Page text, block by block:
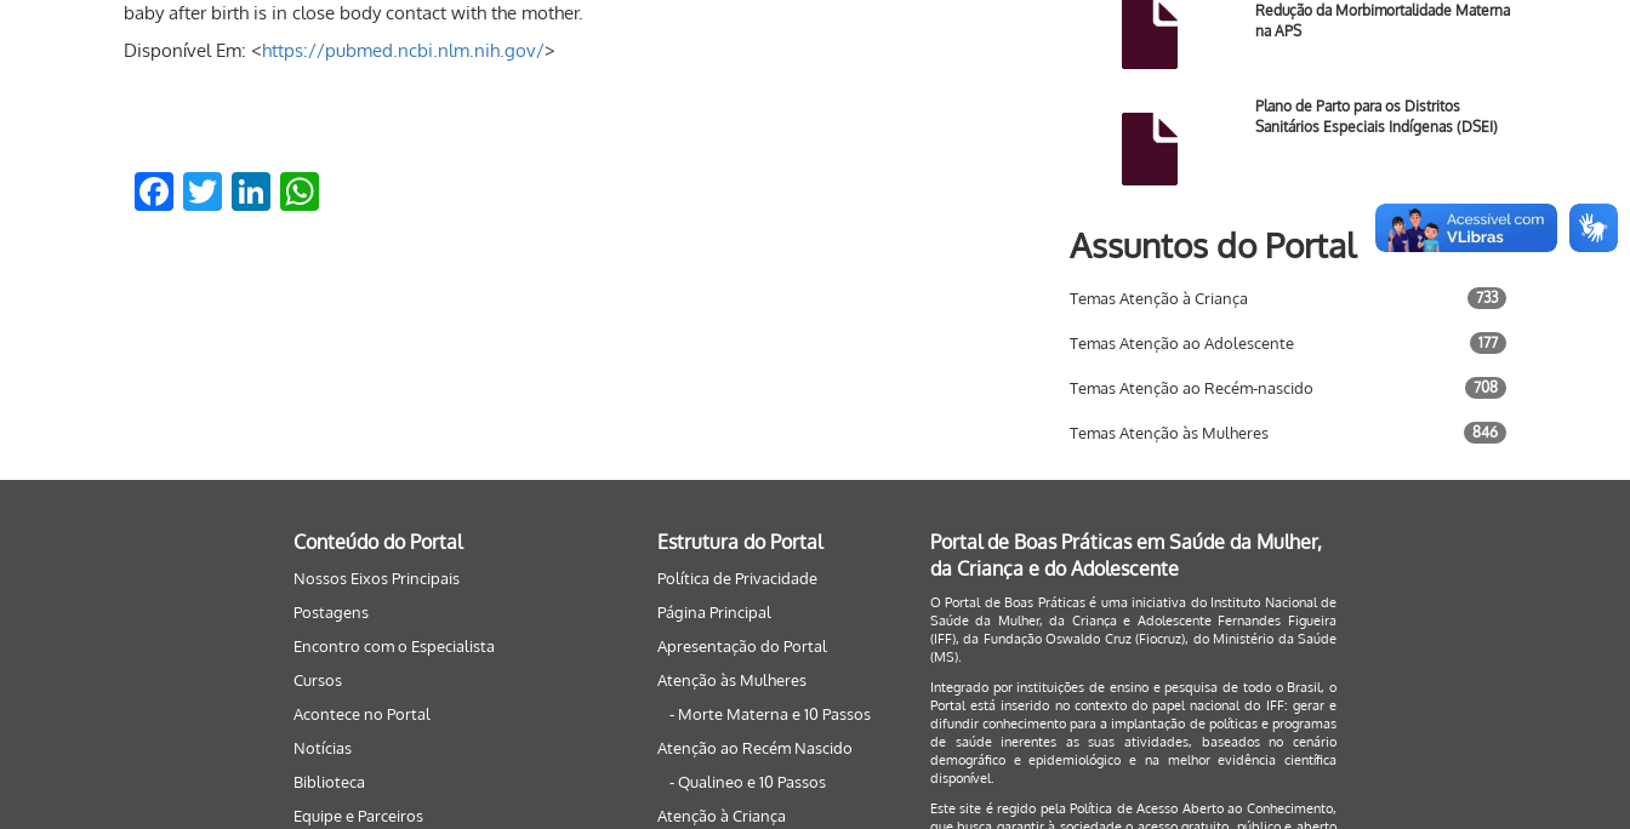
baby after birth is in close body contact with the mother.
Disponível Em: <https://pubmed.ncbi.nlm.nih.gov/>
Facebook
TwitterLinkedIn
Redução da Morbimortalidade Materna
na APS
Plano de Parto para os Distritos
Sanitários Especiais Indígenas (DSEI)
Assuntos do Portal
Temas Atenção à Criança 733
Temas Atenção ao Adolescente 177
Temas Atenção ao Recém-nascido 708
Temas Atenção às Mulheres 846
Conteúdo do Portal
Nossos Eixos Principais
Postagens
Encontro com o Especialista
Cursos
Acontece no Portal
Notícias
Biblioteca
Equipe e Parceiros
Estrutura do Portal
Política de Privacidade
Página Principal
Apresentação do Portal
Atenção às Mulheres
- Morte Materna e 10 Passos
Atenção ao Recém Nascido
- Qualineo e 10 Passos
Atenção à Criança
Portal de Boas Práticas em Saúde da Mulher,
da Criança e do Adolescente
O Portal de Boas Práticas é uma iniciativa do Instituto Nacional de
Saúde da Mulher, da Criança e Adolescente Fernandes Figueira
(IFF), da Fundação Oswaldo Cruz (Fiocruz), do Ministério da Saúde
(MS).
Integrado por instituições de ensino e pesquisa de todo o Brasil, o
Portal está inserido no contexto do papel nacional do IFF: gerar e
difundir conhecimento para a implantação de políticas e programas
de saúde inerentes as suas atividades, baseados no cenário
demográfico e epidemiológico e na melhor evidência científica
disponível.
Este site é regido pelaPolítica de Acesso Aberto ao Conhecimento,